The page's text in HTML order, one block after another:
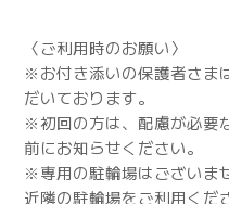
〈ご利用時のお願い〉
※お付き添いの保護者さま
だいております。
※初回の方は、配慮が必要
前にお知らせください。
※専用の駐輪場はございま
近隣の駐輪場をご利用くだ